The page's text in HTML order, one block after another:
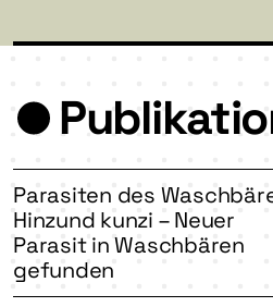
Parasiten des
Hinzund kunzi – Neuer
Parasit in Waschbären
gefunden